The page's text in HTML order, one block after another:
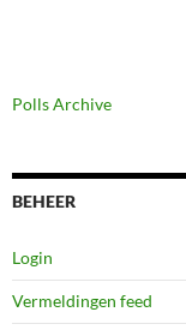
Polls Archive
BEHEER
Login
Vermeldingen feed